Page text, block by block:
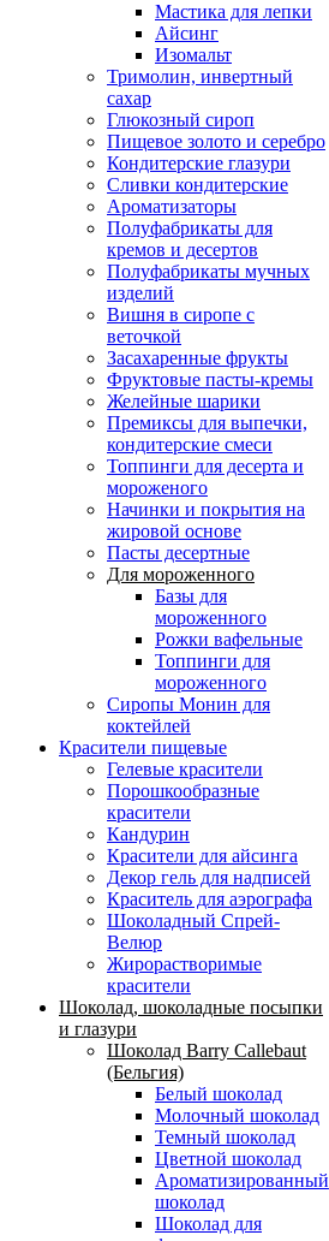
Мастика для лепки
Айсинг
Изомальт
Тримолин, инвертный
сахар
Глюкозный сироп
Пищевое золото и серебро
Кондитерские глазури
Сливки кондитерские
Ароматизаторы
Полуфабрикаты для
кремов и десертов
Полуфабрикаты мучных
изделий
Вишня в сиропе с
веточкой
Засахаренные фрукты
Фруктовые пасты-кремы
Желейные шарики
Премиксы для выпечки,
кондитерские смеси
Топпинги для десерта и
мороженого
Начинки и покрытия на
жировой основе
Пасты десертные
Для мороженного
Базы для
мороженного
Рожки вафельные
Топпинги для
мороженного
Сиропы Монин для
коктейлей
Красители пищевые
Гелевые красители
Порошкообразные
красители
Кандурин
Красители для айсинга
Декор гель для надписей
Краситель для аэрографа
Шоколадный Спрей-
Велюр
Жирорастворимые
красители
Шоколад, шоколадные посыпки
и глазури
Шоколад Barry Callebaut
(Бельгия)
Белый шоколад
Молочный шоколад
Темный шоколад
Цветной шоколад
Ароматизированный
шоколад
Шоколад для